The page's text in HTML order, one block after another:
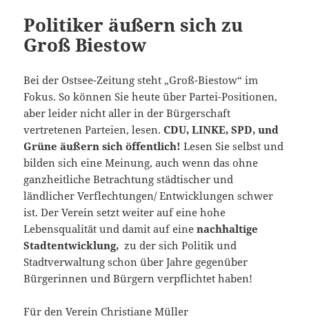
Politiker äußern sich zu
Groß Biestow
Bei der Ostsee-Zeitung steht „Groß-Biestow“ im
Fokus. So können Sie heute über Partei-Positionen,
aber leider nicht aller in der Bürgerschaft
vertretenen Parteien, lesen.CDU, LINKE, SPD, und
Grüne äußern sich öffentlich! Lesen Sie selbst und
bilden sich eine Meinung, auch wenn das ohne
ganzheitliche Betrachtung städtischer und
ländlicher Verflechtungen/ Entwicklungen schwer
ist. Der Verein setzt weiter auf eine hohe
Lebensqualität und damit auf einenachhaltige
Stadtentwicklung, zu der sich Politik und
Stadtverwaltung schon über Jahre gegenüber
Bürgerinnen und Bürgern verpflichtet haben!
Für den Verein Christiane Müller